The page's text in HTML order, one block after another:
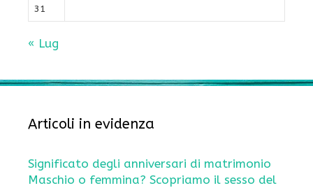
31
« Lug
Articoli in evidenza
Significato degli anniversari di matrimonio
Maschio o femmina? Scopriamo il sesso del